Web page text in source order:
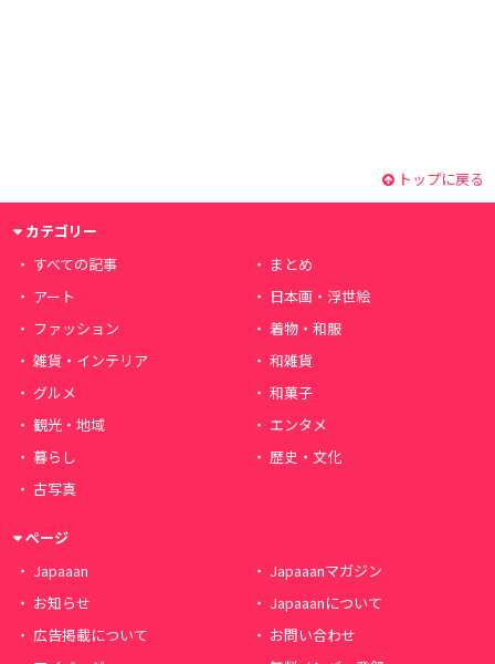
トップに戻る
カテゴリー
すべての記事
まとめ
アート
日本画・浮世絵
ファッション
着物・和服
雑貨・インテリア
和雑貨
グルメ
和菓子
観光・地域
エンタメ
暮らし
歴史・文化
古写真
ページ
Japaaan
Japaaanマガジン
お知らせ
Japaaanについて
広告掲載について
お問い合わせ